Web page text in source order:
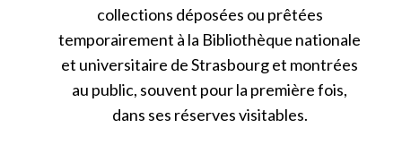
collections déposées ou prêtées
temporairement à la Bibliothèque nationale
et universitaire de Strasbourg et montrées
au public, souvent pour la première fois,
dans ses réserves visitables.